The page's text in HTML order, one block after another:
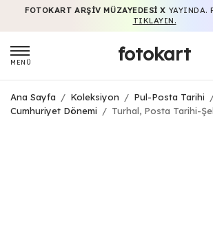
FOTOKART ARŞIV MÜZAYEDESI X YAYINDA.
TIKLAYIN.
MENÜ fotokart
Ana Sayfa / Koleksiyon / Pul-Posta Tarihi
Cumhuriyet Dönemi
/ Turhal, Posta Tarihi-